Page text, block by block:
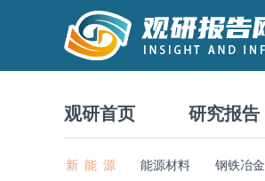
观研首页 研究报告
新 能 源 能源材料 钢铁冶金